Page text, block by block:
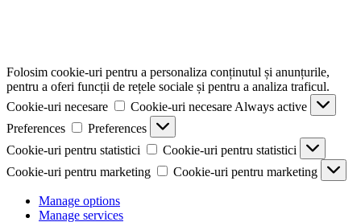
Folosim cookie-uri pentru a personaliza conținutul și anunțurile,
pentru a oferi funcții de rețele sociale și pentru a analiza traficul.
Cookie-uri necesare
Cookie-uri necesare Always active
Preferences
Preferences
Cookie-uri pentru statistici
Cookie-uri pentru statistici
Cookie-uri pentru marketing
Cookie-uri pentru marketing
Manage options
Manage services